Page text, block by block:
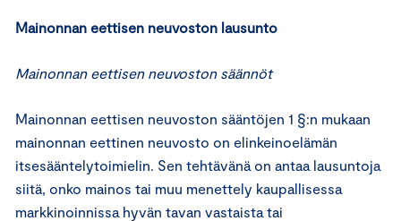
Mainonnan eettisen neuvoston lausunto
Mainonnan eettisen neuvoston säännöt
Mainonnan eettisen neuvoston sääntöjen 1 §:n mukaan
mainonnan eettinen neuvosto on elinkeinoelämän
itsesääntelytoimielin. Sen tehtävänä on antaa lausuntoja
siitä, onko mainos tai muu menettely kaupallisessa
markkinoinnissa hyvän tavan vastaista tai